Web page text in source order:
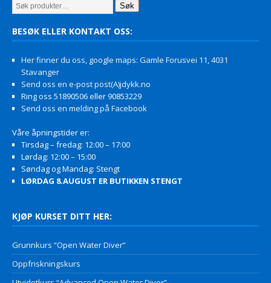
Søk
BESØK ELLER KONTAKT OSS:
Her finner du oss, google maps: Gamle Forusvei 11, 4031
Stavanger
Send oss en e-post post(A)jdykk.no
Ring oss 51890506 eller 90853229
Send oss en melding på Facebook
Våre åpningstider er:
Tirsdag – fredag: 12:00 – 17:00
Lørdag: 12:00 – 15:00
Søndag og Mandag: Stengt
LØRDAG 8.AUGUST ER BUTIKKEN STENGT
KJØP KURSET DITT HER:
Grunnkurs “Open Water Diver”
Oppfriskningskurs